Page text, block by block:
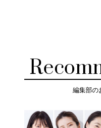
編集部の